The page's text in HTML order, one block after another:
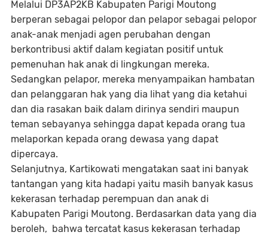
Melalui DP3AP2KB Kabupaten Parigi Moutong
berperan sebagai pelopor dan pelapor sebagai pelopor
anak-anak menjadi agen perubahan dengan
berkontribusi aktif dalam kegiatan positif untuk
pemenuhan hak anak di lingkungan mereka.
Sedangkan pelapor, mereka menyampaikan hambatan
dan pelanggaran hak yang dia lihat yang dia ketahui
dan dia rasakan baik dalam dirinya sendiri maupun
teman sebayanya sehingga dapat kepada orang tua
melaporkan kepada orang dewasa yang dapat
dipercaya.
Selanjutnya, Kartikowati mengatakan saat ini banyak
tantangan yang kita hadapi yaitu masih banyak kasus
kekerasan terhadap perempuan dan anak di
Kabupaten Parigi Moutong. Berdasarkan data yang dia
beroleh, bahwa tercatat kasus kekerasan terhadap